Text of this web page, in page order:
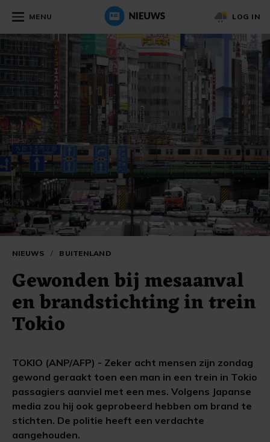
MENU LOG IN
NIEUWS / BUITENLAND
Gewonden bij mesaanval
en brandstichting in trein
Tokio
TOKIO (ANP/AFP) - Zeker acht mensen zijn zondag
gewond geraakt toen een man in een trein in Tokio
passagiers aanviel met een mes. Volgens Japanse
media zou hij ook geprobeerd hebben om brand te
stichten. De politie heeft een verdachte
aangehouden.